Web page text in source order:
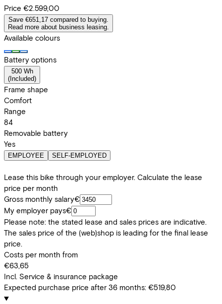
Price €2.599,00
Save €651,17 compared to buying.
Read more about business leasing.
Available colours
Battery options
500 Wh
( Included)
Frame shape
Comfort
Range
84
Removable battery
Yes
EMPLOYEE SELF-EMPLOYED
Lease this bike through your employer. Calculate the lease
price per month
Gross monthly salary€
My employer pays€
Please note: the stated lease and sales prices are indicative.
The sales price of the (web)shop is leading for the final lease
price.
Costs per month from
€63,65
Incl. Service & insurance package
Expected purchase price after 36 months: €519,80